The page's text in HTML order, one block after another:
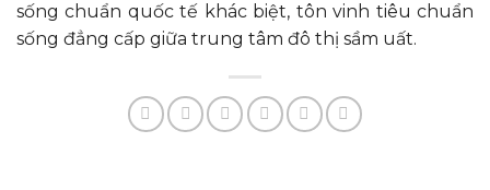
sống chuẩn quốc tế khác biệt, tôn vinh tiêu chuẩn
sống đẳng cấp giữa trung tâm đô thị sầm uất.